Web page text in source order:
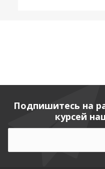
Подпишитесь на
курсей